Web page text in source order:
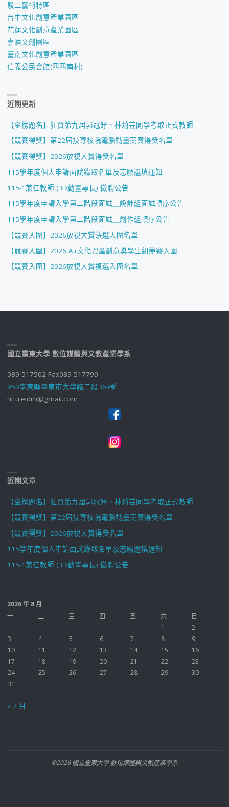
駁二藝術特區
台中文化創意產業園區
花蓮文化創意產業園區
嘉酒文創園區
臺南文化創意產業園區
信義公民會館(四四南村)
近期更新
【金榜題名】狂賀第九屆郭冠妤、林莉芸同學考取正式教師
【競賽得獎】第22屆技專校院電腦動畫競賽得獎名單
【競賽得獎】2026放視大賞得獎名單
115學年度個人申請面試錄取名單及志願選填通知
115-1兼任教師 (3D動畫專長) 徵聘公告
115學年度申請入學第二階段面試＿設計組面試順序公告
115學年度申請入學第二階段面試＿創作組順序公告
【競賽入圍】2026放視大賞決選入圍名單
【競賽入圍】2026 A+文化資產創意獎學生組競賽入圍
【競賽入圍】2026放視大賞複選入圍名單
國立臺東大學 數位媒體與文教產業學系
089-517502 Fax089-517799
950臺東縣臺東市大學路二段369號
nttu.eidm@gmail.com
近期文章
【金榜題名】狂賀第九屆郭冠妤、林莉芸同學考取正式教師
【競賽得獎】第22屆技專校院電腦動畫競賽得獎名單
【競賽得獎】2026放視大賞得獎名單
115學年度個人申請面試錄取名單及志願選填通知
115-1兼任教師 (3D動畫專長) 徵聘公告
2026 年 8 月
一
二 三 四 五 六
日
1
2
3
4 5 6 7 8
9
10
11 12 13 14 15
16
17
18 19 20 21 22
23
24
25 26 27 28 29
30
31
« 7 月
©2026 國立臺東大學 數位媒體與文教產業學系